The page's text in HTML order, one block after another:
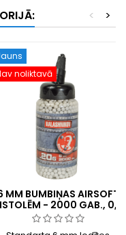
>
<
noliktavā
MM BUMBIŅAS AIRSOFT
- 2000 GAB., 0,2
G PUDELĪTĒ AR ĀTRU
UZPILDI